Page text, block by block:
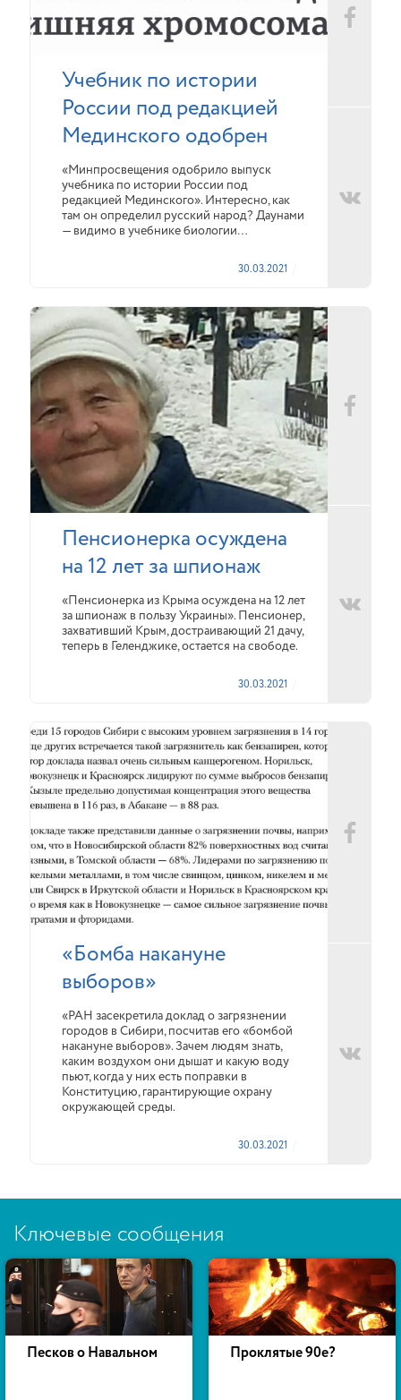
Учебник по истории
России под редакцией
Мединского одобрен
«Минпросвещения одобрило выпуск
учебника по истории России под
редакцией Мединского». Интересно, как
там он определил русский народ? Даунами
— видимо в учебнике биологии…
30.03.2021
Пенсионерка осуждена
на 12 лет за шпионаж
«Пенсионерка из Крыма осуждена на 12 лет
за шпионаж в пользу Украины». Пенсионер,
захвативший Крым, достраивающий 21 дачу,
теперь в Геленджике, остается на свободе.
30.03.2021
«Бомба накануне
выборов»
«РАН засекретила доклад о загрязнении
городов в Сибири, посчитав его «бомбой
накануне выборов». Зачем людям знать,
каким воздухом они дышат и какую воду
пьют, когда у них есть поправки в
Конституцию, гарантирующие охрану
окружающей среды.
30.03.2021
Ключевые сообщения
Песков о Навальном Проклятые 90е?